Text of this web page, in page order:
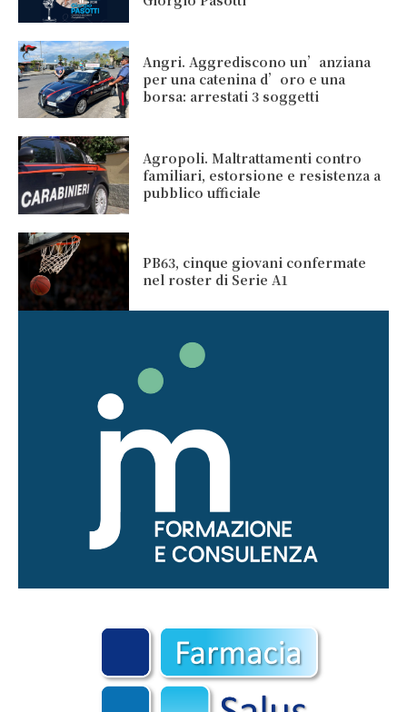
Angri. Aggrediscono un’anziana
per una catenina d’oro e una
borsa: arrestati 3 soggetti
Agropoli. Maltrattamenti contro
familiari, estorsione e resistenza a
pubblico ufficiale
PB63, cinque giovani confermate
nel roster di Serie A1